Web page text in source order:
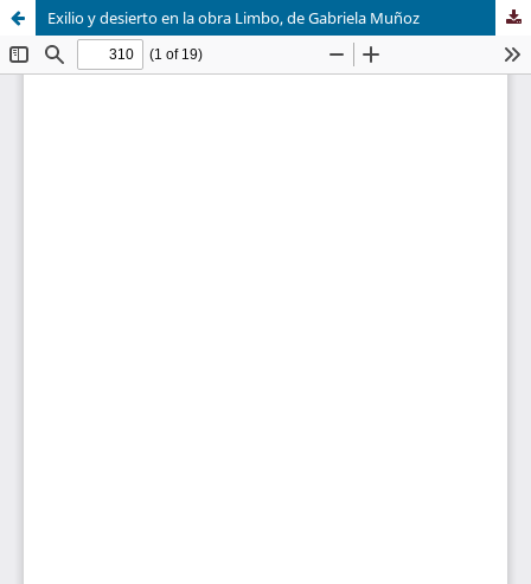
Exilio y desierto en la obra Limbo, de Gabriela Muñoz